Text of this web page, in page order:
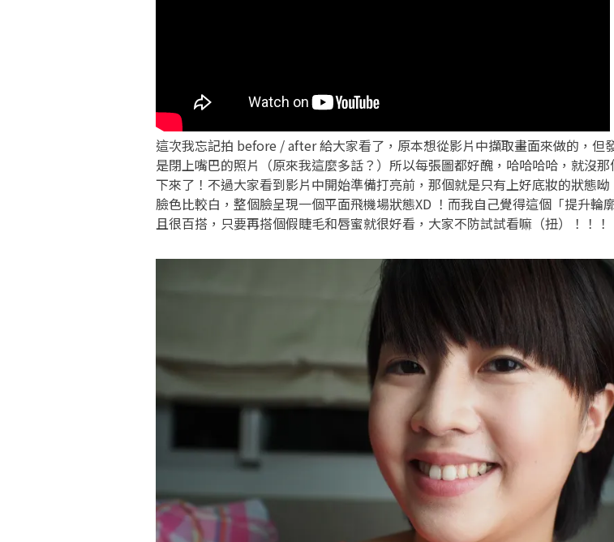
這次我忘記拍 before / after 給大家看了，原本想從影片中擷取畫面來做的，但
是閉上嘴巴的照片（原來我這麼多話？）所以每張圖都好醜，哈哈哈哈，就沒
下來了！不過大家看到影片中開始準備打亮前，那個就是只有上好底妝的狀態
臉色比較白，整個臉呈現一個平面飛機場狀態XD ！而我自己覺得這個「提升輪
且很百搭，只要再搭個假睫毛和唇蜜就很好看，大家不防試試看嘛（扭）！！！